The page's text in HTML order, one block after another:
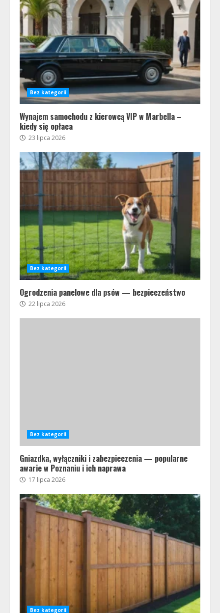
Bez kategorii
Wynajem samochodu z kierowcą VIP w Marbella –
kiedy się opłaca
23 lipca 2026
Bez kategorii
Ogrodzenia panelowe dla psów — bezpieczeństwo
22 lipca 2026
Bez kategorii
Gniazdka, wyłączniki i zabezpieczenia — popularne
awarie w Poznaniu i ich naprawa
17 lipca 2026
Bez kategorii